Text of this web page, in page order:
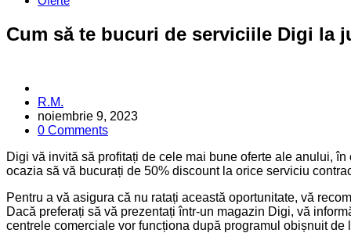
Cum să te bucuri de serviciile Digi la
Posted
by
R.M.
noiembrie 9, 2023
0 Comments
Digi vă invită să profitați de cele mai bune oferte ale anului,
ocazia să vă bucurați de 50% discount la orice serviciu
Pentru a vă asigura că nu ratați această oportunitate, vă
Dacă preferați să vă prezentați într-un magazin Digi, vă
centrele comerciale vor funcționa după programul obișnuit de